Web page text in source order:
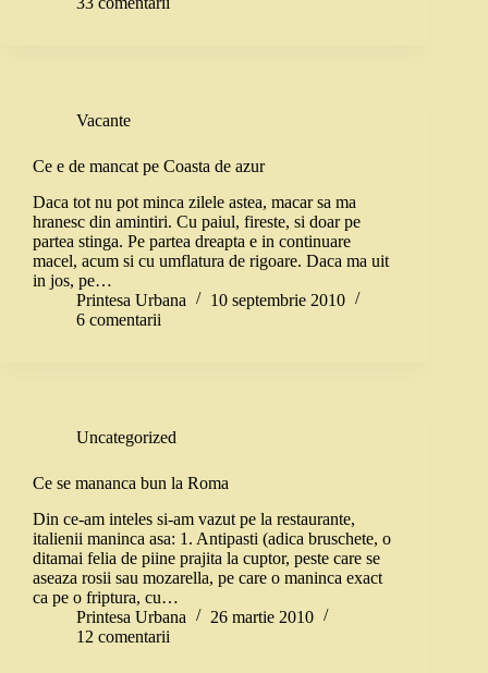
Vacante
Ce e de mancat pe Coasta de azur
Daca tot nu pot minca zilele astea, macar sa ma
hranesc din amintiri. Cu paiul, fireste, si doar pe
partea stinga. Pe partea dreapta e in continuare
macel, acum si cu umflatura de rigoare. Daca ma uit
in jos, pe…
Printesa Urbana
10 septembrie 2010
6 comentarii
Uncategorized
Ce se mananca bun la Roma
Din ce-am inteles si-am vazut pe la restaurante,
italienii maninca asa: 1. Antipasti (adica bruschete, o
ditamai felia de piine prajita la cuptor, peste care se
aseaza rosii sau mozarella, pe care o maninca exact
ca pe o friptura, cu…
Printesa Urbana
26 martie 2010
12 comentarii